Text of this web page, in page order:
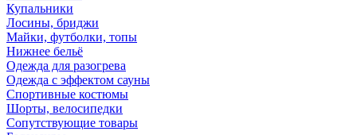
Купальники
Лосины, бриджи
Майки, футболки, топы
Нижнее бельё
Одежда для разогрева
Одежда с эффектом сауны
Спортивные костюмы
Шорты, велосипедки
Сопутствующие товары